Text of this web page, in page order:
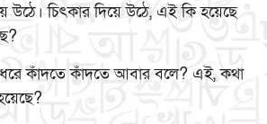
চিৎকার দিয়ে উঠে, এই কি হয়েছে
ধরে কাঁদতে কাঁদতে আবার বলে? এই, কথা